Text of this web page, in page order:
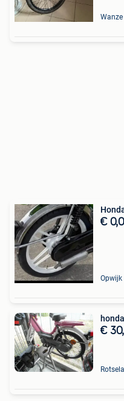
Wanze
€
Opwijk
€